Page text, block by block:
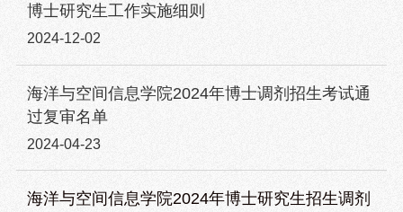
博士研究生工作实施细则
2024-12-02
海洋与空间信息学院2024年博士调剂招生考试通
过复审名单
2024-04-23
海洋与空间信息学院2024年博士研究生招生调剂